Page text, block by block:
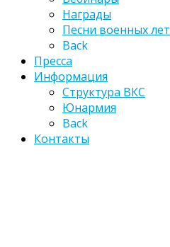
Награды
Песни военных лет
Back
Пресса
Информация
Структура ВКС
Юнармия
Back
Контакты